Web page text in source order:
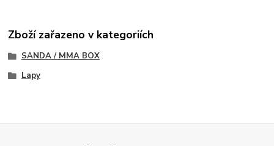
Zboží zařazeno v kategoriích
SANDA / MMA BOX
Lapy